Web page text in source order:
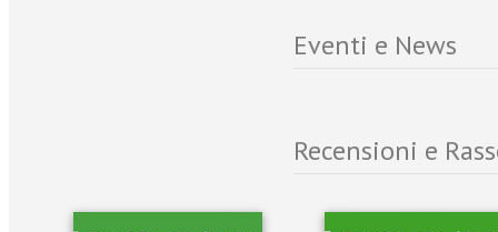
Eventi e News
Recensioni e